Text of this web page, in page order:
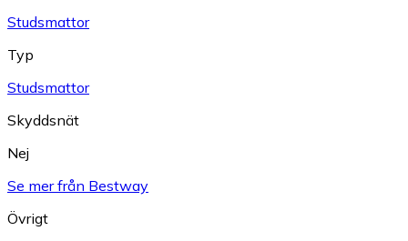
Studsmattor
Typ
Studsmattor
Skyddsnät
Nej
Se mer från Bestway
Övrigt